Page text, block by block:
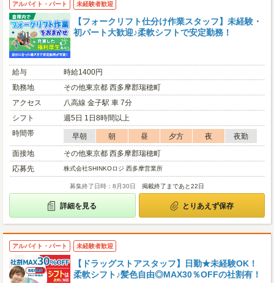
アルバイト・パート 未経験者歓迎
【フォークリフト仕分け作業スタッフ】未経験・
初パート大歓迎♪柔軟シフトで安定勤務！
給与
時給1400円
勤務地
その他東京都 西多摩郡瑞穂町
アクセス
八高線 金子駅 車 7分
シフト
週5日 1日8時間以上
時間帯
早朝 朝 昼 夕方 夜
夜勤
面接地
その他東京都 西多摩郡瑞穂町
応募先
株式会社SHINKOロジ 西多摩営業所
募集終了日時：8月30日 掲載終了まであと22日
詳細を見る とりあえず保存
アルバイト・パート 未経験者歓迎
【ドラッグストアスタッフ】日勤★未経験OK！
柔軟シフト♪髪色自由◎MAX30％OFFの社割有！